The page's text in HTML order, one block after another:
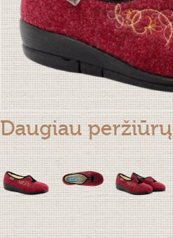
Daugiau peržiūrų